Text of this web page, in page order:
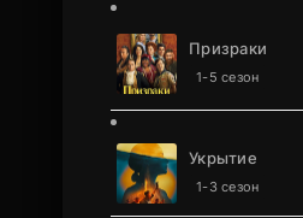
Призраки
1-5 сезон
Укрытие
1-3 сезон